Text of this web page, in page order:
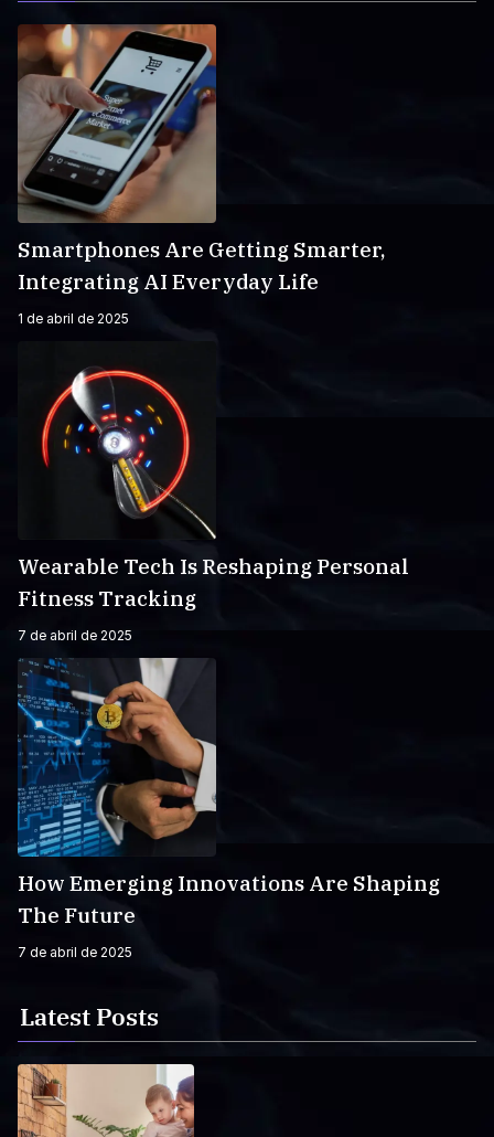
Smartphones Are Getting Smarter,
Integrating AI Everyday Life
1 de abril de 2025
Wearable Tech Is Reshaping Personal
Fitness Tracking
7 de abril de 2025
How Emerging Innovations Are Shaping
The Future
7 de abril de 2025
Latest Posts